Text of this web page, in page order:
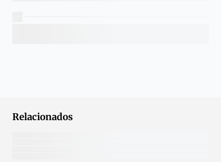
Relacionados